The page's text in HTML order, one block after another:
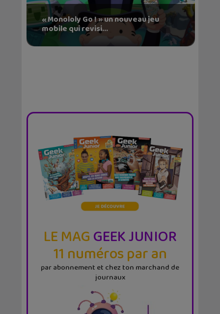
« Monololy Go ! » un nouveau jeu
mobile qui revisi...
LE MAGGEEK JUNIOR
11 numéros par an
par abonnement et chez ton marchand de
journaux